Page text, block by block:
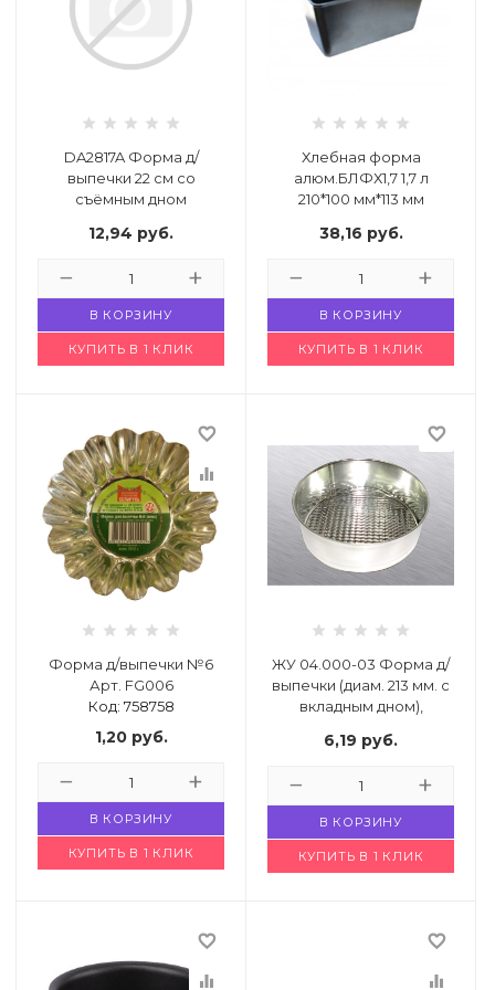
DA2817A Форма д/
выпечки 22 см со
съёмным дном
12,94 руб.
В КОРЗИНУ
КУПИТЬ В 1 КЛИК
Хлебная форма
алюм.БЛФХ1,7 1,7 л
210*100 мм*113 мм
38,16 руб.
В КОРЗИНУ
КУПИТЬ В 1 КЛИК
favorite_border
equalizer
Форма д/выпечки №6
Арт. FG006
Код: 758758
1,20 руб.
В КОРЗИНУ
КУПИТЬ В 1 КЛИК
favorite_border
ЖУ 04.000-03 Форма д/
выпечки (диам. 213 мм. с
вкладным дном),
6,19 руб.
В КОРЗИНУ
КУПИТЬ В 1 КЛИК
favorite_border
equalizer
favorite_border
equalizer